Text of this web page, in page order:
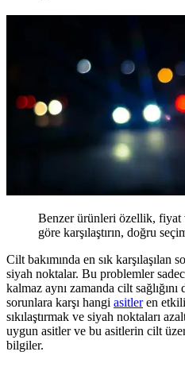
Benzer ürünleri özellik, fiyat
göre karşılaştırın, doğru
Cilt bakımında en sık karşılaşılan
siyah noktalar. Bu problemler
kalmaz aynı zamanda cilt
sorunlara karşı hangi asitleren etkili
sıkılaştırmak ve siyah noktaları
uygun asitler ve bu asitlerin cilt
bilgiler.